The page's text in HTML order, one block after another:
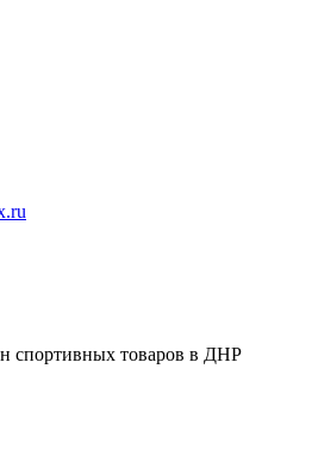
спортивных товаров в ДНР